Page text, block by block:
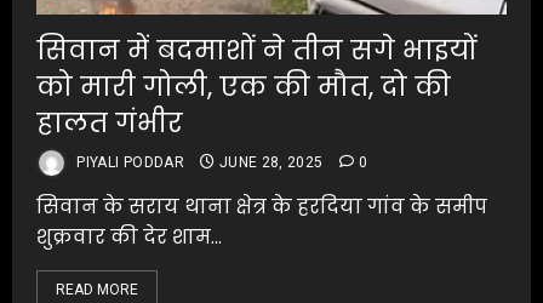
सिवान में बदमाशों ने तीन सगे भाइयों
को मारी गोली, एक की मौत, दो की
हालत गंभीर
PIYALI PODDAR JUNE 28, 2025 0
सिवान के सराय थाना क्षेत्र के हरदिया गांव के समीप
शुक्रवार की देर शाम...
READ MORE